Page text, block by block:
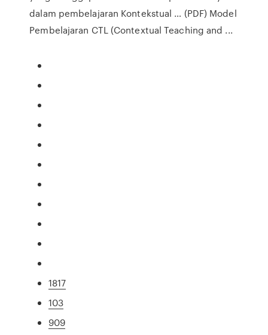
dalam pembelajaran Kontekstual … (PDF) Model
Pembelajaran CTL (Contextual Teaching and ...
1817
103
909